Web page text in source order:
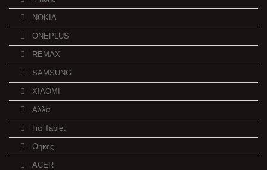
NOKIA
ONEPLUS
REMAX
SAMSUNG
XIAOMI
Αλλα
Για Tablet
Θηκες
ACER